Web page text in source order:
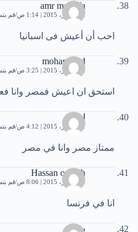
amr mostafa
12 أكتوبر، 2015 | 1:14 ص قم
احب أن أعيش فى اسبانيا
mohammed
12 أكتوبر، 2015 | 3:25 ص قم
استحق ان اعيش فمصر وانا
احمد
12 أكتوبر، 2015 | 4:12 ص قم
ممتاز مصر وانا في مصر
Hassan ouklah
12 أكتوبر، 2015 | 8:06 ص قم
انا في فرنسا
سحر